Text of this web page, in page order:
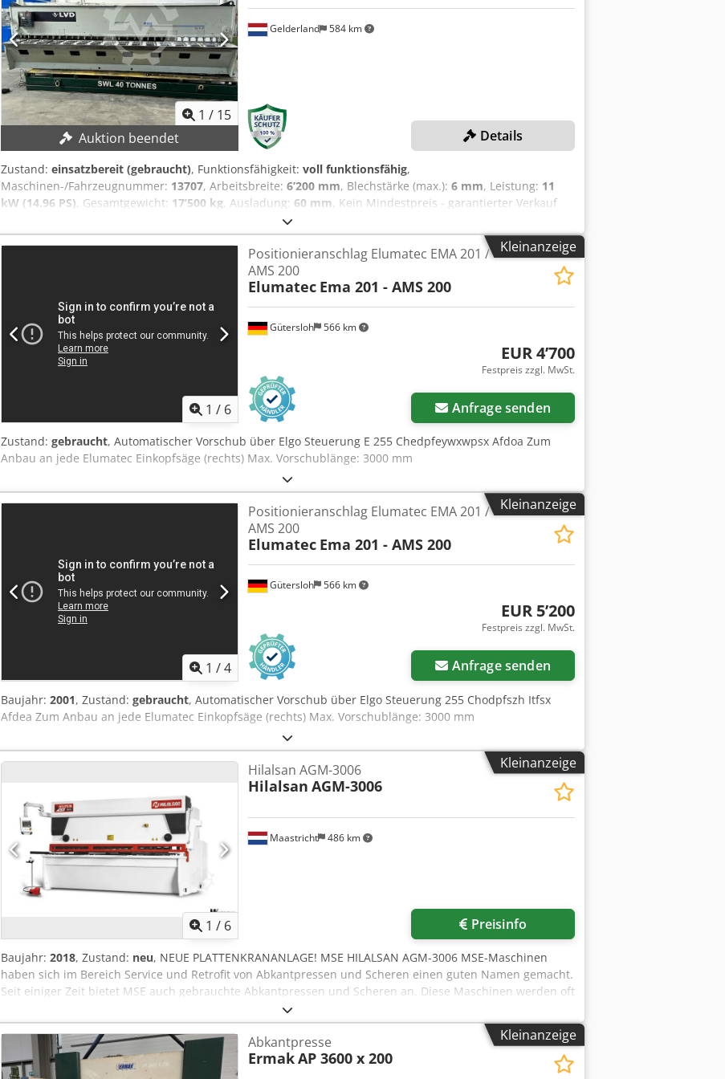
1 / 15
Auktion beendet
Gelderland 584 km
Details
Zustand: einsatzbereit (gebraucht), Funktionsfähigkeit: voll funktionsfähig,
Maschinen-/Fahrzeugnummer: 13707, Arbeitsbreite: 6’200 mm, Blechstärke (max.): 6 mm, Leistung: 11
kW (14.96 PS), Gesamtgewicht: 17’500 kg, Ausladung: 60 mm, Kein Mindestpreis - garantierter Verkauf
zum höchsten Gebot! Chedezk Dzdjpfx Afdja TECHNISCHE DETAILS Max. Blechdicke: 6 mm Max.
Arbeitsbreite: 6.200 mm Ausladung: 60 mm Anschlagtiefe: 1.000 mm MASCHINEN-DETAILS Leistung: 11,0
kW Ansteuerung: Konventionell Steuerungshersteller: Elgo Antriebsart: Hydraulisch Abmessungen &
Gewicht Gesamtlänge: 6.400 mm Gewicht: 17.500 kg AUSSTATTUNG Dokumentation
Blechstützeinrichtung: Pneumatisch Winkelverstellung: Motorisch Anschlagtyp: Elektrisch
Kleinanzeige
1 / 6
Gütersloh 566 km
Positionieranschlag Elumatec EMA 201 /
AMS 200
Elumatec Ema 201 - AMS 200
EUR 4’700
Festpreis zzgl. MwSt.
Anfrage senden
Zustand: gebraucht, Automatischer Vorschub über Elgo Steuerung E 255 Chedpfeywxwpsx Afdoa Zum
Anbau an jede Elumatec Einkopfsäge (rechts) Max. Vorschublänge: 3000 mm
Kleinanzeige
1 /4
Gütersloh 566 km
Positionieranschlag Elumatec EMA 201 /
AMS 200
Elumatec Ema 201 - AMS 200
EUR 5’200
Festpreis zzgl. MwSt.
Anfrage senden
Baujahr: 2001, Zustand: gebraucht, Automatischer Vorschub über Elgo Steuerung 255 Chodpfszh Itfsx
Afdea Zum Anbau an jede Elumatec Einkopfsäge (rechts) Max. Vorschublänge: 3000 mm
Kleinanzeige
1 / 6
Maastricht 486 km
Hilalsan AGM-3006
Hilalsan AGM-3006
Preisinfo
Baujahr: 2018, Zustand: neu, NEUE PLATTENKRANANLAGE! MSE HILALSAN AGM-3006 MSE-Maschinen
haben sich im Bereich Service und Retrofit von Abkantpressen und Scheren einen guten Namen gemacht.
Seit einiger Zeit bietet MSE auch gebrauchte Abkantpressen und Scheren an. Diese Maschinen werden oft
mit einer neuen Delem-Steuerung und SPS auf den neuesten Stand gebracht, was einen jahrelangen
störungsfreien Betrieb garantiert. Seit kurzem bieten wir auch neue Abkantpressen, Scheren und
Profilscheren an. Aufgrund unserer langjährigen Erfahrung mit Blechbearbeitungsmaschinen und den
entsprechenden technischen Kenntnissen sind wir von der Marke HILALSAN aus
Qualitätsgesichtspunkten überzeugt. HILALSAN AGM-3006 Schneidkapazität: Schnittlänge 3100mm
Kleinanzeige
Abkantpresse
ErmakAP 3600 x 200